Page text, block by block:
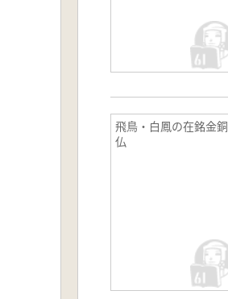
飛鳥・白鳳の在銘金銅
仏